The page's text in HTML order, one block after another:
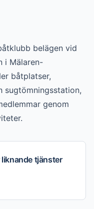
belägen vid
i Mälaren-
båtplatser,
sugtömningsstation,
genom
tjänster